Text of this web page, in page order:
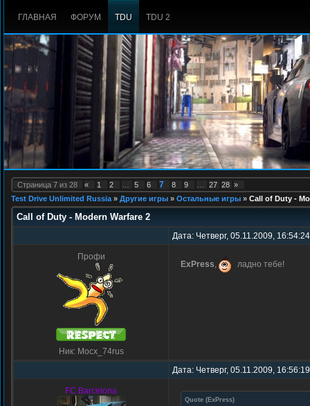
ГЛАВНАЯ ФОРУМ TDU TDU 2
Страница 7 из 28 « 1 2 5 6 7 8 9 27 28 »
Test Drive Unlimited Russia » Другие игры » Остальные игры » Call of Duty -
Call of Duty - Modern Warfare 2
Дата: Четверг, 05.11.2009,
Профи
Ник: Mocx_74rus
ExPress ладно тебе!
Дата: Четверг, 05.11.2009,
FC Barcelona
Quote ( ExPress)